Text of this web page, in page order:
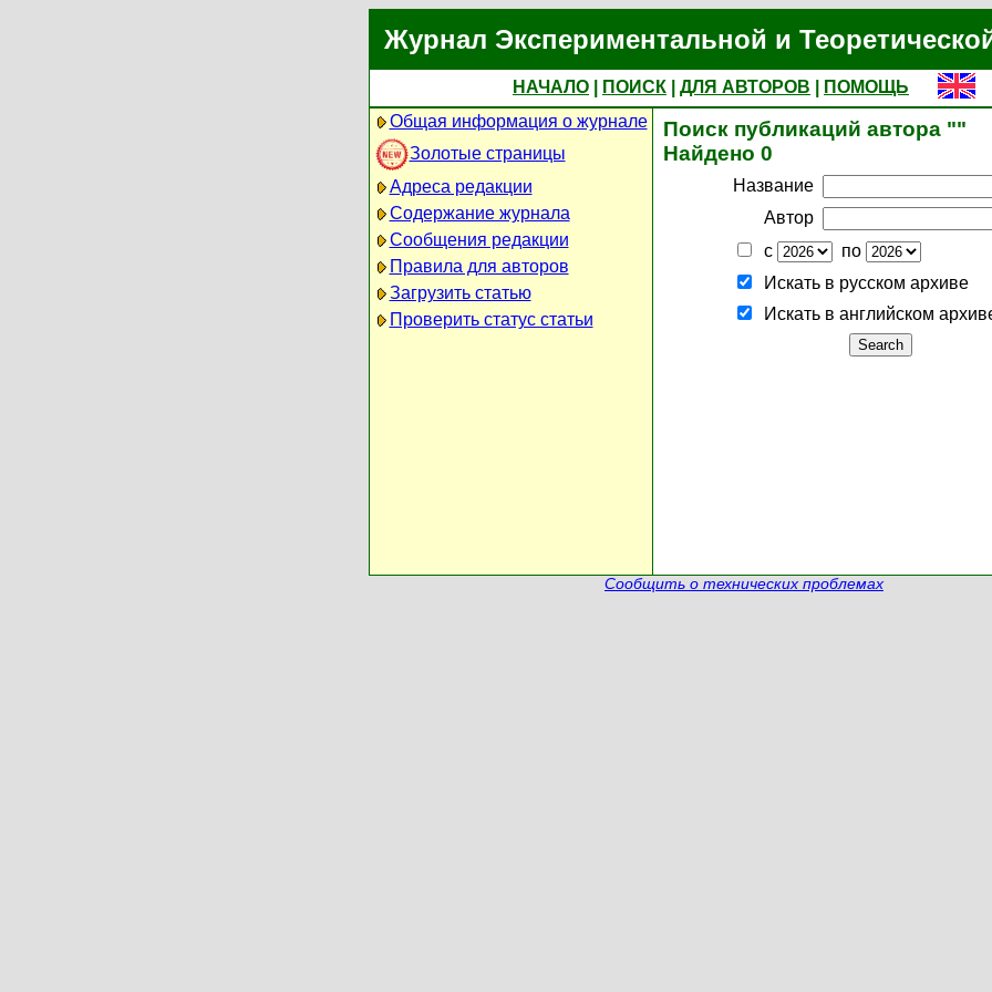
Журнал Экспериментальной и
НАЧАЛО ПОИСК ДЛЯ АВТОРОВ
ПОМОЩЬ
Общая информация о журнале
Золотые страницы
Адреса редакции
Содержание журнала
Сообщения редакции
Правила для авторов
Загрузить статью
Проверить статус статьи
Поиск публикаций автора ""
Найдено 0
Название
Автор
с
по
Искать в русском архиве
Искать в английском
Сообщить о технических проблемах